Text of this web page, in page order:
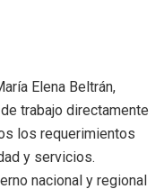
Elena Beltrán,
trabajo directamente
los requerimientos
y servicios.
nacional y regional